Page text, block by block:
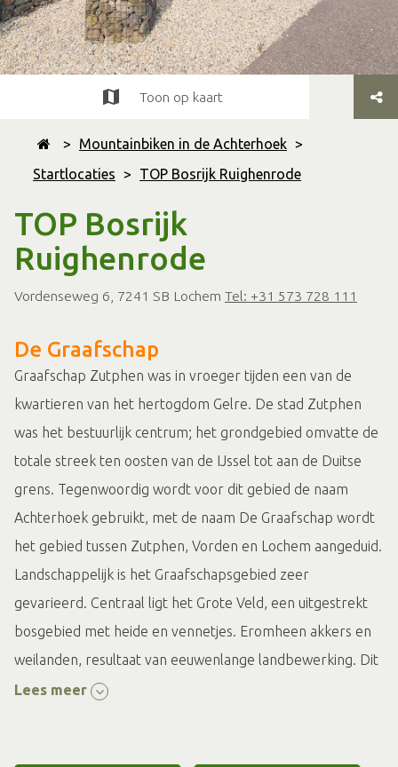
> Mountainbiken in de Achterhoek >
Startlocaties > TOP Bosrijk Ruighenrode
TOP Bosrijk
Ruighenrode
Vordenseweg 6, 7241 SB Lochem Tel: +31 573 728 111
Toon op kaart
De Graafschap
Graafschap Zutphen was in vroeger tijden een van de
kwartieren van het hertogdom Gelre. De stad Zutphen
was het bestuurlijk centrum; het grondgebied omvatte de
totale streek ten oosten van de IJssel tot aan de Duitse
grens. Tegenwoordig wordt voor dit gebied de naam
Achterhoek gebruikt, met de naam De Graafschap wordt
het gebied tussen Zutphen, Vorden en Lochem aangeduid.
Landschappelijk is het Graafschapsgebied zeer
gevarieerd. Centraal ligt het Grote Veld, een uitgestrekt
bosgebied met heide en vennetjes. Eromheen akkers en
weilanden, resultaat van eeuwenlange landbewerking. Dit
coulisselandschap, een afwisseling van bosgebieden,
Lees meer